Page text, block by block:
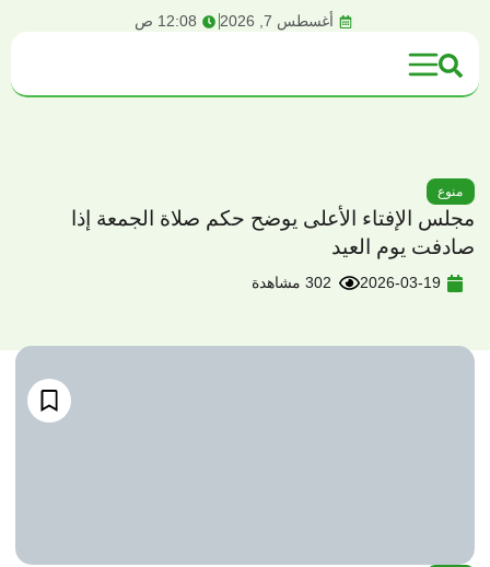
أغسطس 7, 2026 12:08 ص
منوع
مجلس الإفتاء الأعلى يوضح حكم صلاة الجمعة إذا
صادفت يوم العيد
2026-03-19 302 مشاهدة